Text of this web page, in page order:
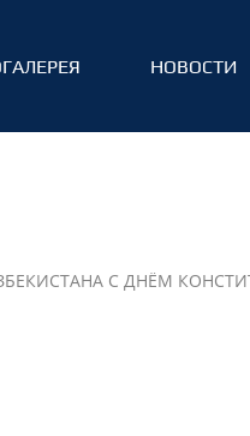
НОВОСТИ
С ДНЁМ